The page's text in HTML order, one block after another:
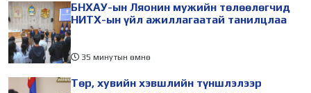
БНХАУ-ын Ляонин мужийн төлөөлөгчид
НИТХ-ын үйл ажиллагаатай танилцлаа
35 минутын өмнө
Төр, хувийн хэвшлийн түншлэлээр